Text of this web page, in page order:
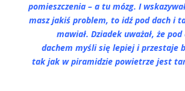
pomieszczenia – a tu mózg. I
masz jakiś problem, to idź pod dach i
mawiał. Dziadek uważał, że
dachem myśli się lepiej i przestaje
tak jak w piramidzie powietrze jest